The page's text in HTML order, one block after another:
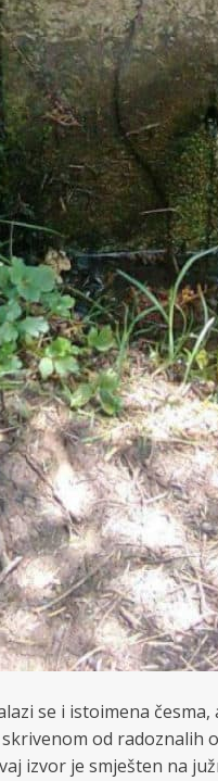
se i istoimena
od radoznalih
izvor je smješten na